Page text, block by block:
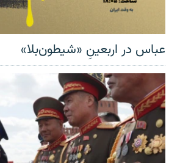
عباس در اربعینِ «شیطون‌بلا»